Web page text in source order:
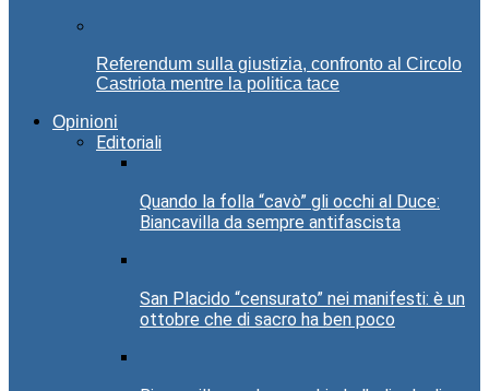
Referendum sulla giustizia, confronto al Circolo
Castriota mentre la politica tace
Opinioni
Editoriali
Quando la folla “cavò” gli occhi al Duce:
Biancavilla da sempre antifascista
San Placido “censurato” nei manifesti: è un
ottobre che di sacro ha ben poco